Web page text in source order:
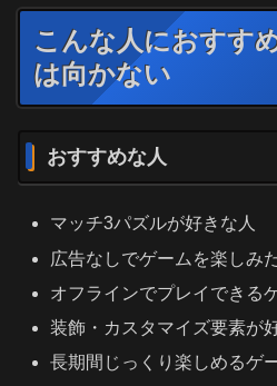
こんな人におすす
は向かない
おすすめな人
マッチ3パズルが好きな人
広告なしでゲームを楽しみ
オフラインでプレイできる
装飾・カスタマイズ要素が
長期間じっくり楽しめるゲ